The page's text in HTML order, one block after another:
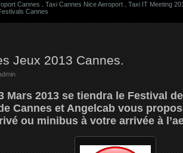
Cannes
Taxi Cannes Nice Aeroport
Taxi IT Meeting
Cannes
Jeux 2013 Cannes.
Mars 2013 se tiendra le Festival
Cannes et Angelcab vous
ou minibus à votre arrivée à